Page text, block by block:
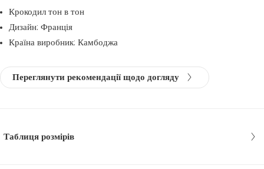
Крокодил тон в тон
Дизайн: Франція
Країна виробник: Камбоджа
Переглянути рекомендації щодо догляду
Таблиця розмірів